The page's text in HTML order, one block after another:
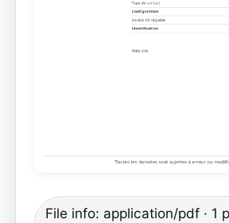
File info: application/pdf · 1